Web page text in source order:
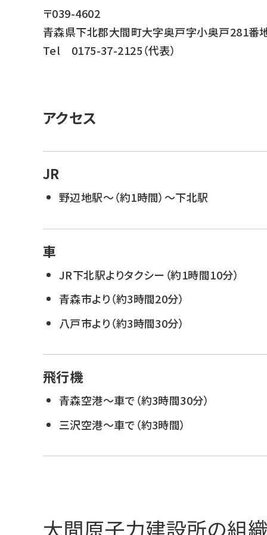
〒039-4602
青森県下北郡大間町大字奥戸字小奥戸281番
Tel 0175-37-2125（代表）
アクセス
JR
野辺地駅〜（約1時間）〜下北駅
車
JR下北駅よりタクシー（約1時間10分）
青森市より（約3時間20分）
八戸市より（約3時間30分）
飛行機
青森空港〜車で（約3時間30分）
三沢空港〜車で（約3時間）
大間原子力建設所の組